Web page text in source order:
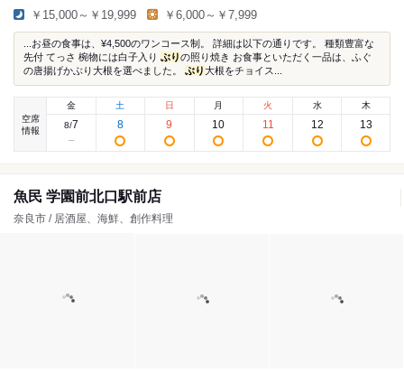
￥15,000～￥19,999 ￥6,000～￥7,999
...お昼の食事は、¥4,500のワンコース制。 詳細は以下の通りです。 種類豊富な
先付 てっさ 椀物には白子入り ぶりの照り焼き お食事といただく一品は、ふぐ
の唐揚げかぶり大根を選べました。 ぶり大根をチョイス...
空席
情報
金
8/7
土
8
日
9
月
10
火
11
水
12
木
13
魚民 学園前北口駅前店
奈良市 / 居酒屋、海鮮、創作料理